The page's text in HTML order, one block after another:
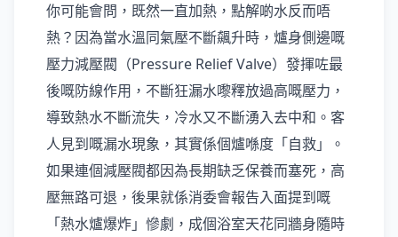
你可能會問，既然一直加熱，點解啲水反而唔
熱？因為當水溫同氣壓不斷飆升時，爐身側邊嘅
壓力減壓閥（Pressure Relief Valve）發揮咗最
後嘅防線作用，不斷狂漏水嚟釋放過高嘅壓力，
導致熱水不斷流失，冷水又不斷湧入去中和。客
人見到嘅漏水現象，其實係個爐喺度「自救」。
如果連個減壓閥都因為長期缺乏保養而塞死，高
壓無路可退，後果就係消委會報告入面提到嘅
「熱水爐爆炸」慘劇，成個浴室天花同牆身隨時